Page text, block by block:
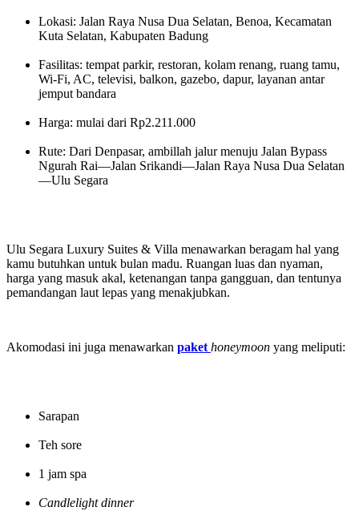
Lokasi: Jalan Raya Nusa Dua Selatan, Benoa, Kecamatan
Kuta Selatan, Kabupaten Badung
Fasilitas: tempat parkir, restoran, kolam renang, ruang tamu,
Wi-Fi, AC, televisi, balkon, gazebo, dapur, layanan antar
jemput bandara
Harga: mulai dari Rp2.211.000
Rute: Dari Denpasar, ambillah jalur menuju Jalan Bypass
Ngurah Rai—Jalan Srikandi—Jalan Raya Nusa Dua Selatan
—Ulu Segara
Ulu Segara Luxury Suites & Villa menawarkan beragam hal yang
kamu butuhkan untuk bulan madu. Ruangan luas dan nyaman,
harga yang masuk akal, ketenangan tanpa gangguan, dan tentunya
pemandangan laut lepas yang menakjubkan.
Akomodasi ini juga menawarkan paket honeymoon yang meliputi:
Sarapan
Teh sore
1 jam spa
Candlelight dinner